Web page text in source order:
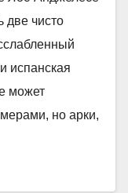
две чисто
испанская
может
но арки,